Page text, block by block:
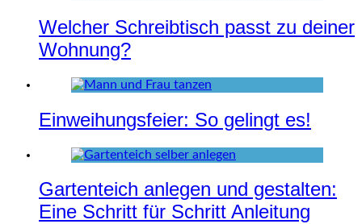
Welcher Schreibtisch passt zu deiner
Wohnung?
Einweihungsfeier: So gelingt es!
Gartenteich anlegen und gestalten:
Eine Schritt für Schritt Anleitung